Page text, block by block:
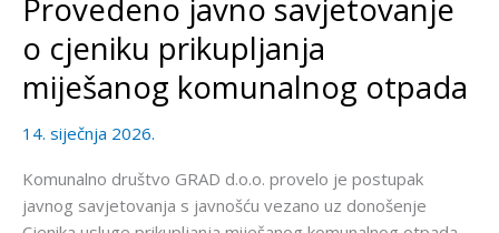
Provedeno javno savjetovanje
o cjeniku prikupljanja
miješanog komunalnog otpada
14. siječnja 2026.
Komunalno društvo GRAD d.o.o. provelo je postupak
javnog savjetovanja s javnošću vezano uz donošenje
javno
savjetovanje
o
cjeniku
prikupljanja
komunalnog
otpada